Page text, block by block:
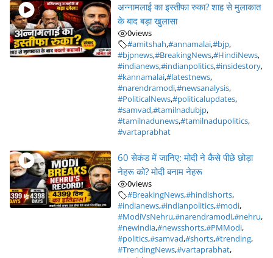
अन्नामलाई का इस्तीफा रुका? शाह से मुलाकात
के बाद बड़ा खुलासा
0views
#amitshah,#annamalai,#bjp,
#bjpnews,#BreakingNews,#HindiNews,
#indianews,#indianpolitics,#insidestory,
#kannamalai,#latestnews,
#narendramodi,#newsanalysis,
#PoliticalNews,#politicalupdates,
#samvad,#tamilnadubjp,
#tamilnadunews,#tamilnadupolitics,
#vartaprabhat
60 सेकंड में जानिए: मोदी ने कैसे पीछे छोड़ा
नेहरू को? मोदी बनाम नेहरू
0views
#BreakingNews,#hindishorts,
#indianews,#indianpolitics,#modi,
#ModiVsNehru,#narendramodi,#nehru,
#newindia,#newsshorts,#PMModi,
#politics,#samvad,#shorts,#trending,
#TrendingNews,#vartaprabhat,